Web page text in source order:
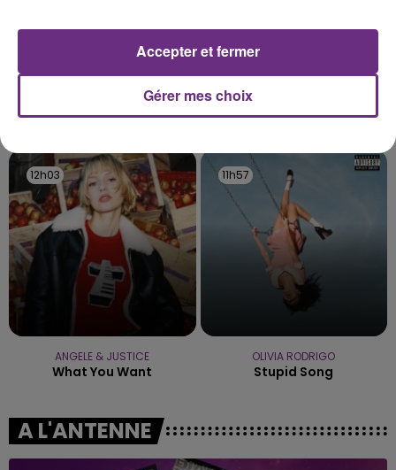
JULIEN LIEB Kelly Clarkson
12h03
12h03
ANGELE & JUSTICE
What You Want
11h57
11h57
OLIVIA RODRIGO
Stupid Song
A L'ANTENNE
Gérer mes choix
Accepter et fermer